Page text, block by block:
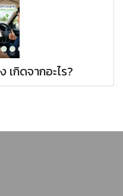
เกิดจากอะไร?